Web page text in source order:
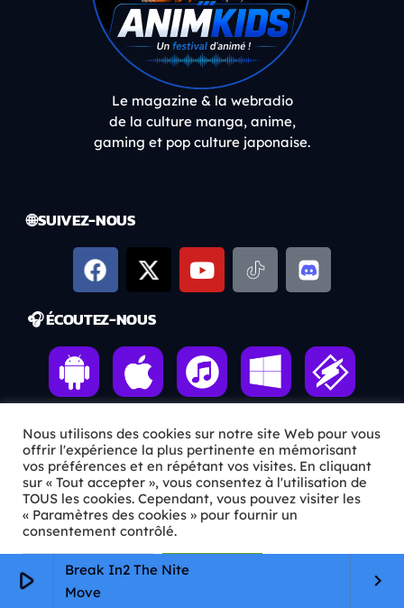
play_arrow
Break In2 The Nite
Move
keyboard_arrow_right
Le magazine & la webradio
de la culture manga, anime,
gaming et pop culture japonaise.
🌐 SUIVEZ-NOUS
🎧 ÉCOUTEZ-NOUS
ℹ️ INFOS PRATIQUES
✉️Contact
🦊
Qui sommes-nous ?
Nous utilisons des cookies sur notre site Web pour vous
offrir l'expérience la plus pertinente en mémorisant
vos préférences et en répétant vos visites. En cliquant
sur « Tout accepter », vous consentez à l'utilisation de
TOUS les cookies. Cependant, vous pouvez visiter les
« Paramètres des cookies » pour fournir un
consentement contrôlé.
Paramètres Cookie Tout accepter